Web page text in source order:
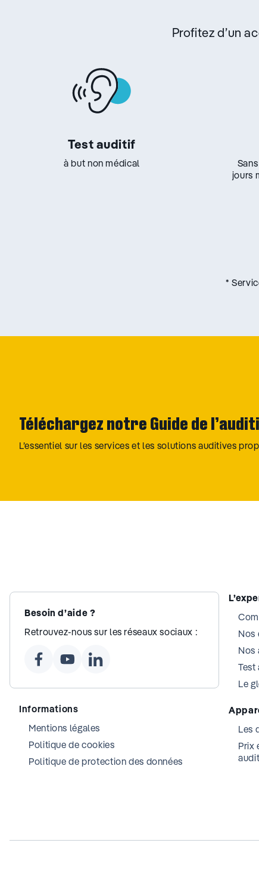
Profitez d’un
Test auditif
à but non médical
jours
*
Téléchargez notre Guide de
L’essentiel sur les services et les solutions auditives
Besoin d’aide ?
Retrouvez-nous sur les réseaux sociaux :
Informations
Mentions légales
Politique de cookies
Politique de protection des données
Nos
Nos
Test
Le
Les
Prix